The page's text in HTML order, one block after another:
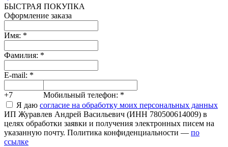
БЫСТРАЯ ПОКУПКА
Оформление заказа
Имя: *
Фамилия: *
E-mail: *
+7 Мобильный телефон: *
Я даю согласие на обработку моих персональных данных
ИП Журавлев Андрей Васильевич (ИНН 780500614009) в
целях обработки заявки и получения электронных писем на
указанную почту. Политика конфиденциальности — по
ссылке